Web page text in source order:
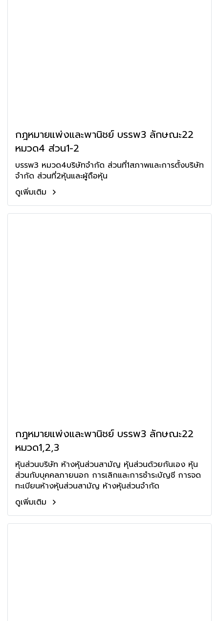
กฎหมายแพ่งและพานิชย์ บรรพ3 ลักษณะ22
หมวด4 ส่วน1-2
บรรพ3 หมวด4บริษัทจำกัด ส่วนที่1สภาพและการตั้งบริษัท
จำกัด ส่วนที่2หุ้นและผู้ถือหุ้น
ดูเพิ่มเติม
กฎหมายแพ่งและพานิชย์ บรรพ3 ลักษณะ22
หมวด1,2,3
หุ้นส่วนบริษัท ห้างหุ้นส่วนสามัญ หุ้นส่วนด้วยกันเอง หุ้น
ส่วนกับบุคคลภายนอก การเลิกและการชำระบัญชี การจด
ทะเบียนห้างหุ้นส่วนสามัญ ห้างหุ้นส่วนจำกัด
ดูเพิ่มเติม